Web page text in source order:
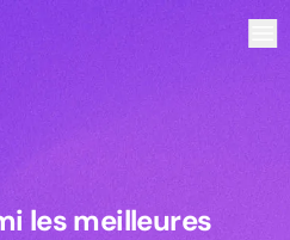
les meilleures
les meilleures